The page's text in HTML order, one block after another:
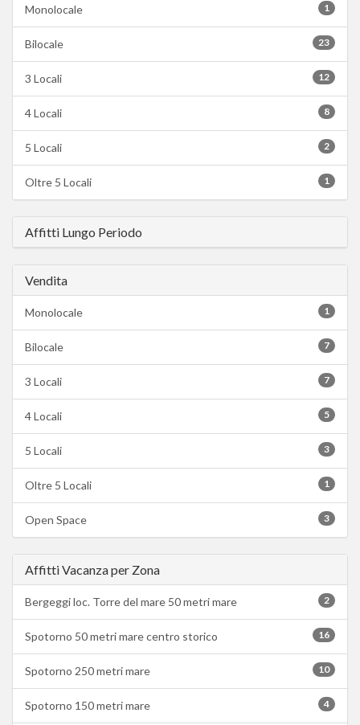
1
Monolocale
23
Bilocale
12
3 Locali
8
4 Locali
2
5 Locali
1
Oltre 5 Locali
Affitti Lungo Periodo
Vendita
1
Monolocale
7
Bilocale
7
3 Locali
5
4 Locali
3
5 Locali
1
Oltre 5 Locali
3
Open Space
Affitti Vacanza per Zona
2
Bergeggi loc. Torre del mare 50 metri mare
16
Spotorno 50 metri mare centro storico
10
Spotorno 250 metri mare
4
Spotorno 150 metri mare